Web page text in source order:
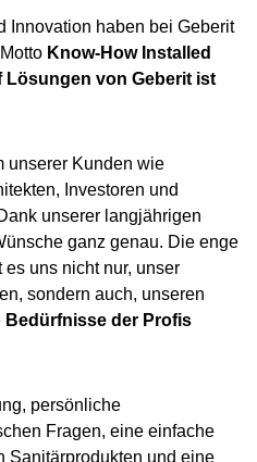
Innovation haben bei Geberit
Know-How Installed
Lösungen von Geberit ist
unserer Kunden wie
Investoren und
unserer langjährigen
ganz genau. Die enge
uns nicht nur, unser
sondern auch, unseren
Bedürfnisse der Profis
persönliche
Fragen, eine einfache
Sanitärprodukten und eine